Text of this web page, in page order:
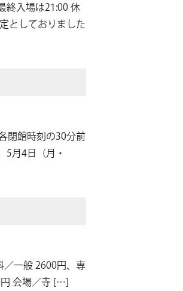
入場は21:00 休
としておりました
閉館時刻の30分前
月4日（月・
一般 2600円、専
円 会場／寺 […]